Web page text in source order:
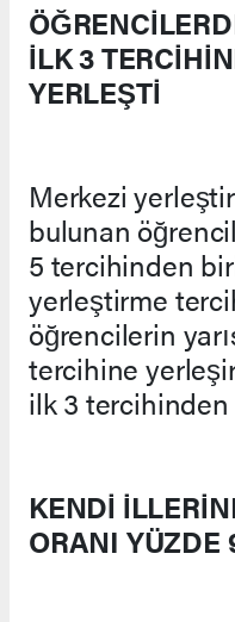
İLK 3
YERLEŞTİ
Merkezi
bulunan
5 tercihinden
yerleştirme
öğrencilerin
tercihine
ilk 3
KENDİ
ORANI YÜZDE